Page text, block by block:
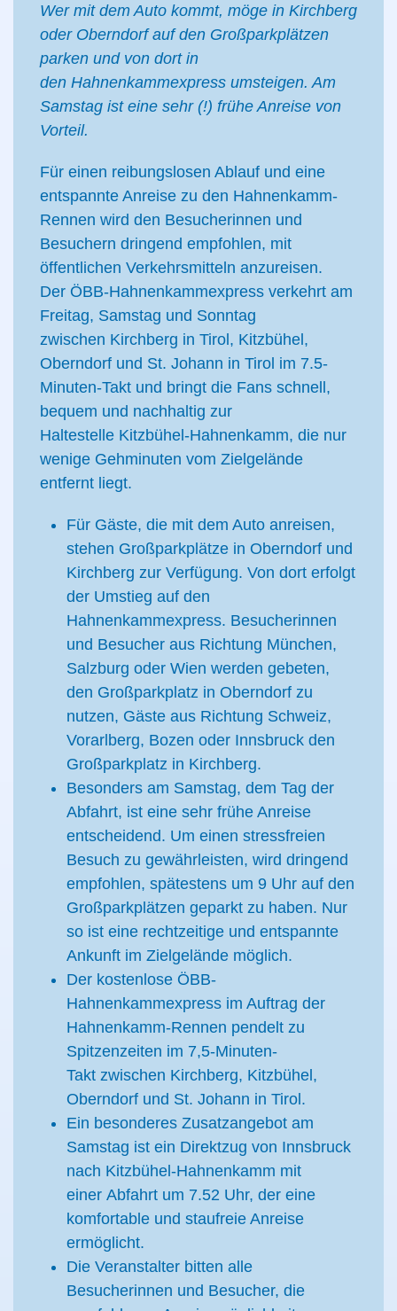
Wer mit dem Auto kommt, möge in Kirchberg
oder Oberndorf auf den Großparkplätzen
parken und von dort in
den Hahnenkammexpress umsteigen. Am
Samstag ist eine sehr (!) frühe Anreise von
Vorteil.
Für einen reibungslosen Ablauf und eine
entspannte Anreise zu den Hahnenkamm-
Rennen wird den Besucherinnen und
Besuchern dringend empfohlen, mit
öffentlichen Verkehrsmitteln anzureisen.
Der ÖBB-Hahnenkammexpress verkehrt am
Freitag, Samstag und Sonntag
zwischen Kirchberg in Tirol, Kitzbühel,
Oberndorf und St. Johann in Tirol im 7.5-
Minuten-Takt und bringt die Fans schnell,
bequem und nachhaltig zur
Haltestelle Kitzbühel-Hahnenkamm, die nur
wenige Gehminuten vom Zielgelände
entfernt liegt.
Für Gäste, die mit dem Auto anreisen,
stehen Großparkplätze in Oberndorf und
Kirchberg zur Verfügung. Von dort erfolgt
der Umstieg auf den
Hahnenkammexpress. Besucherinnen
und Besucher aus Richtung München,
Salzburg oder Wien werden gebeten,
den Großparkplatz in Oberndorf zu
nutzen, Gäste aus Richtung Schweiz,
Vorarlberg, Bozen oder Innsbruck den
Großparkplatz in Kirchberg.
Besonders am Samstag, dem Tag der
Abfahrt, ist eine sehr frühe Anreise
entscheidend. Um einen stressfreien
Besuch zu gewährleisten, wird dringend
empfohlen, spätestens um 9 Uhr auf den
Großparkplätzen geparkt zu haben. Nur
so ist eine rechtzeitige und entspannte
Ankunft im Zielgelände möglich.
Der kostenlose ÖBB-
Hahnenkammexpress im Auftrag der
Hahnenkamm-Rennen pendelt zu
Spitzenzeiten im 7,5-Minuten-
Takt zwischen Kirchberg, Kitzbühel,
Oberndorf und St. Johann in Tirol.
Ein besonderes Zusatzangebot am
Samstag ist ein Direktzug von Innsbruck
nach Kitzbühel-Hahnenkamm mit
einer Abfahrt um 7.52 Uhr, der eine
komfortable und staufreie Anreise
ermöglicht.
Die Veranstalter bitten alle
Besucherinnen und Besucher, die